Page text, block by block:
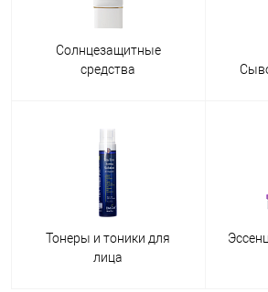
Солнцезащитные
средства
Тонеры и тоники для
лица